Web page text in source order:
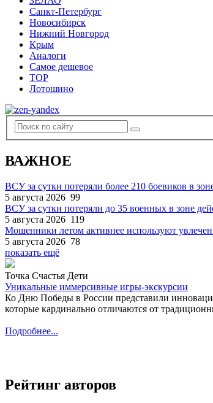
Санкт-Петербург
Новосибирск
Нижний Новгород
Крым
Аналоги
Самое дешевое
TOP
Лотошино
ВАЖНОЕ
ВСУ за сутки потеряли более 210 боевиков в
5 августа 2026 99
ВСУ за сутки потеряли до 35 военных в зоне
5 августа 2026 119
Мошенники летом активнее используют
5 августа 2026 78
показать ещё
Точка Счастья Дети
Уникальные иммерсивные игры-экскурсии
Ко Дню Победы в России представили
которые кардинально отличаются от
Подробнее...
Рейтинг авторов